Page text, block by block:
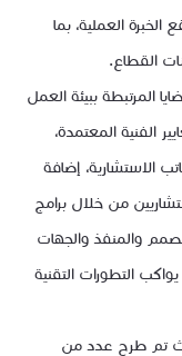
العملية، بما
القطاع.
المرتبطة ببيئة العمل
الفنية المعتمدة،
الاستشارية، إضافة
من خلال برامج
والمنفذ والجهات
التطورات التقنية
تم طرح عدد من